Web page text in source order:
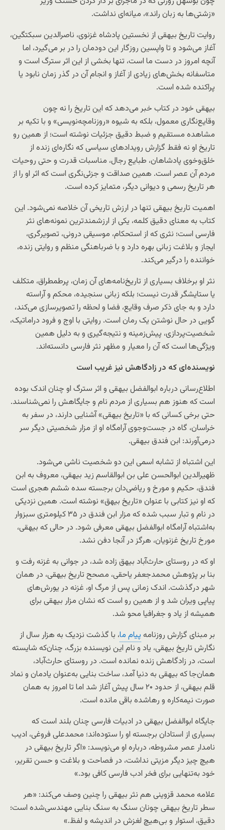
«زشتی‌ها به زبان راند»، میانه‌ای نداشت.
روایت تاریخ بیهقی از نخستین پادشاه غزنوی، ناصرالدین سبکتگین،
آغاز می‌شود و تا واپسین روزگار این دودمان را در بر می‌گیرد، اما
آنچه امروز در دست ما است، تنها بخشی از این اثر سترگ است و
متاسفانه بخش‌های زیادی از آغاز و انجام آن در گذر زمان نابود یا
پراکنده شده است.
بیهقی خود در کتاب خبر می‌دهد که این تاریخ را نه چون
وقایع‌نگاری معمول، بلکه به شیوه «روزنامچه‌نویسی» و با تکیه بر
مشاهده مستقیم و ضبط دقیق جزئیات نوشته است؛ از همین رو
تاریخ او نه فقط گزارش رویدادهای سیاسی که نگاره‌ای زنده از
خلق‌وخوی پادشاهان، طبایع رجال، مناسبات قدرت و حتی روحیات
مردم آن عصر است. همین صداقت و جزئی‌نگری است که اثر او را از
هر تاریخ رسمی و دیوانی دیگر، متمایز کرده است.
اهمیت تاریخ بیهقی تنها در ارزش تاریخی آن خلاصه نمی‌شود. این
کتاب به معنای دقیق کلمه، یکی از ارزشمندترین نمونه‌های نثر
فارسی است؛ نثری که از استحکام، موسیقی درونی، تصویرگری،
ایجاز و بلاغت زبانی بهره دارد و با ضرباهنگی منظم و روایتی زنده،
خواننده را درگیر می‌کند.
نثر او برخلاف بسیاری از تاریخ‌نامه‌های آن زمان، پرطمطراق، متکلف
یا ستایشگر قدرت نیست؛ بلکه زبانی سنجیده، محکم و آراسته
دارد و به جای ذکر صرف وقایع، فضا و لحظه را تصویرسازی می‌کند،
گویی در حال نوشتن یک رمان است. روایتی با اوج و فرود دراماتیک،
شخصیت‌پردازی، پیش‌زمینه و نتیجه‌گیری و به دلیل همین
ویژگی‌ها است که آن را معیار و مظهر نثر فارسی دانسته‌اند.
نویسنده‌ای که در زادگاهش نیز غریب است
اطلاع‌رسانی درباره ابوالفضل بیهقی و اثر سترگ او چنان اندک بوده
است که هنوز هم بسیاری از مردم نام و جایگاهش را نمی‌شناسند.
حتی برخی کسانی که با «تاریخ بیهقی» آشنایی دارند، در سفر به
خراسان، گاه در جست‌وجوی آرامگاه او از مزار شخصیتی دیگر سر
درمی‌آورند: ابن فندق بیهقی.
این اشتباه از تشابه اسمی این دو شخصیت ناشی می‌شود.
ظهیرالدین ابوالحسن علی بن ابوالقاسم زید بیهقی، معروف به ابن
فندق، حکیم و مورخ و ریاضی‌دان برجسته سده ششم هجری است
که او نیز کتابی با عنوان «تاریخ بیهق» نوشته است. همین نزدیکی
در نام و تبار سبب شده که مزار ابن فندق در ۳۵ کیلومتری سبزوار
به‌اشتباه آرامگاه ابوالفضل بیهقی معرفی شود. در حالی که بیهقی،
مورخ تاریخ غزنویان، هرگز در آنجا دفن نشد.
او که در روستای حارث‌آباد بیهق زاده شد، در جوانی به غزنه رفت و
بنا بر پژوهش محمدجعفر یاحقی، مصحح تاریخ بیهقی، در همان
شهر درگذشت. اندک زمانی پس از مرگ او، غزنه در یورش‌های
پیاپی ویران شد و از همین رو است که نشان مزار بیهقی برای
همیشه از یاد و جغرافیا محو شد.
بر مبنای گزارش روزنامه پیام ما، با گذشت نزدیک به هزار سال از
نگارش تاریخ بیهقی، یاد و نام این نویسنده بزرگ، چنان‌که شایسته
است، در زادگاهش زنده نمانده است. در روستای حارث‌آباد،
همان‌جا که بیهقی به دنیا آمد، ساخت بنایی به‌عنوان یادمان و نماد
قلم بیهقی، از حدود ۲۰ سال پیش آغاز شد اما تا امروز به همان
صورت نیمه‌کاره و رهاشده باقی مانده است.
جایگاه ابوالفضل بیهقی در ادبیات فارسی چنان بلند است که
بسیاری از استادان برجسته او را ستوده‌اند؛ محمدعلی فروغی، ادیب
نامدار عصر مشروطه، درباره او می‌نویسد: «اگر تاریخ بیهقی در
هیچ چیز دیگر مزیتی نداشت، در فصاحت و بلاغت و حسن تقریر،
خود به‌تنهایی برای فخر ادب فارسی کافی بود.»
علامه محمد قزوینی هم نثر بیهقی را چنین وصف می‌کند: «هر
سطر تاریخ بیهقی چونان سنگ به سنگ بنایی مهندسی‌شده‌ است؛
دقیق، استوار و بی‌هیچ لغزش در اندیشه و لفظ.»